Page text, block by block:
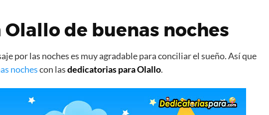
Olallo de buenas noches
por las noches es muy agradable para conciliar el sueño. Así que
nochescon lasdedicatorias para Olallo.